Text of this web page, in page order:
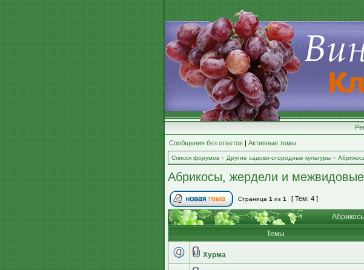
Сообщения без ответов | Активные темы
Список форумов » Другие садово-огородные культуры »
Абрикосы, жердели и
Страница 1 из 1 [ Тем: 4 ]
Темы
Хурма